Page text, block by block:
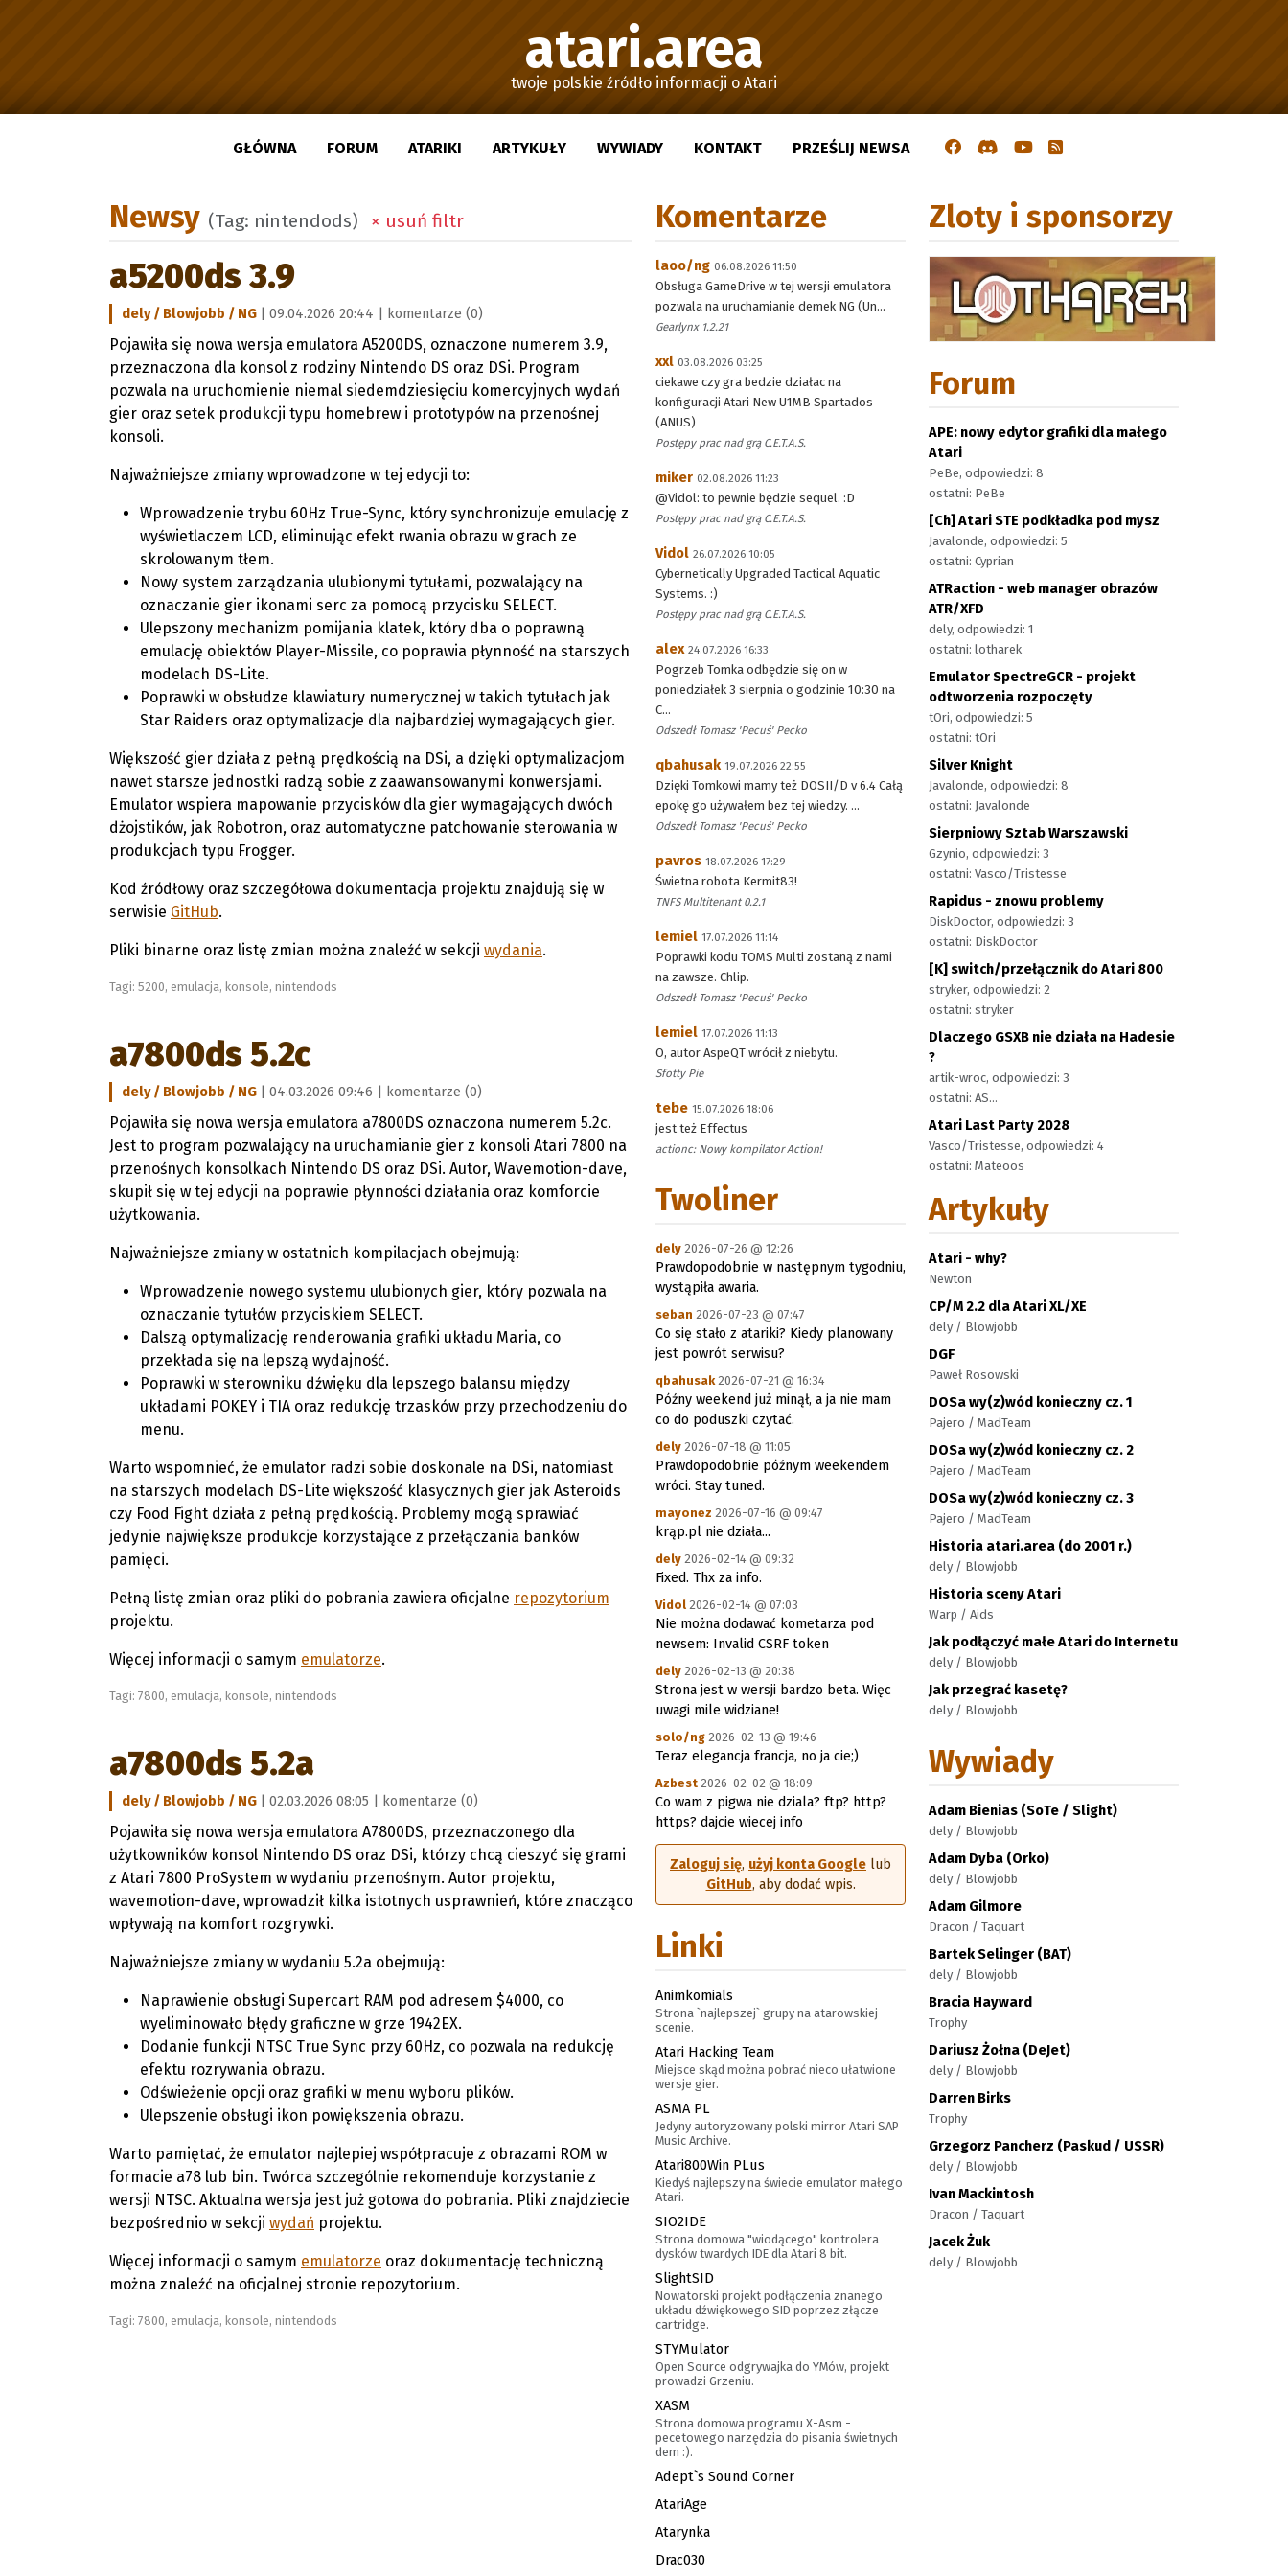
atari.area
twoje polskie źródło informacji o Atari
GŁÓWNA FORUM ATARIKI ARTYKUŁY WYWIADY KONTAKT PRZEŚLIJ NEWSA
Newsy (Tag: nintendods) × usuń filtr
a5200ds 3.9
dely / Blowjobb / NG | 09.04.2026 20:44 | komentarze (0)
Pojawiła się nowa wersja emulatora A5200DS, oznaczone numerem 3.9,
przeznaczona dla konsol z rodziny Nintendo DS oraz DSi. Program
pozwala na uruchomienie niemal siedemdziesięciu komercyjnych wydań
gier oraz setek produkcji typu homebrew i prototypów na przenośnej
konsoli.
Najważniejsze zmiany wprowadzone w tej edycji to:
Wprowadzenie trybu 60Hz True-Sync, który synchronizuje emulację z
wyświetlaczem LCD, eliminując efekt rwania obrazu w grach ze
skrolowanym tłem.
Nowy system zarządzania ulubionymi tytułami, pozwalający na
oznaczanie gier ikonami serc za pomocą przycisku SELECT.
Ulepszony mechanizm pomijania klatek, który dba o poprawną
emulację obiektów Player-Missile, co poprawia płynność na starszych
modelach DS-Lite.
Poprawki w obsłudze klawiatury numerycznej w takich tytułach jak
Star Raiders oraz optymalizacje dla najbardziej wymagających gier.
Większość gier działa z pełną prędkością na DSi, a dzięki optymalizacjom
nawet starsze jednostki radzą sobie z zaawansowanymi konwersjami.
Emulator wspiera mapowanie przycisków dla gier wymagających dwóch
dżojstików, jak Robotron, oraz automatyczne patchowanie sterowania w
produkcjach typu Frogger.
Kod źródłowy oraz szczegółowa dokumentacja projektu znajdują się w
serwisie GitHub.
Pliki binarne oraz listę zmian można znaleźć w sekcji wydania.
Tagi: 5200, emulacja, konsole, nintendods
a7800ds 5.2c
dely / Blowjobb / NG | 04.03.2026 09:46 | komentarze (0)
Pojawiła się nowa wersja emulatora a7800DS oznaczona numerem 5.2c.
Jest to program pozwalający na uruchamianie gier z konsoli Atari 7800 na
przenośnych konsolkach Nintendo DS oraz DSi. Autor, Wavemotion-dave,
skupił się w tej edycji na poprawie płynności działania oraz komforcie
użytkowania.
Najważniejsze zmiany w ostatnich kompilacjach obejmują:
Wprowadzenie nowego systemu ulubionych gier, który pozwala na
oznaczanie tytułów przyciskiem SELECT.
Dalszą optymalizację renderowania grafiki układu Maria, co
przekłada się na lepszą wydajność.
Poprawki w sterowniku dźwięku dla lepszego balansu między
układami POKEY i TIA oraz redukcję trzasków przy przechodzeniu do
menu.
Warto wspomnieć, że emulator radzi sobie doskonale na DSi, natomiast
na starszych modelach DS-Lite większość klasycznych gier jak Asteroids
czy Food Fight działa z pełną prędkością. Problemy mogą sprawiać
jedynie największe produkcje korzystające z przełączania banków
pamięci.
Pełną listę zmian oraz pliki do pobrania zawiera oficjalne repozytorium
projektu.
Więcej informacji o samym emulatorze.
Tagi: 7800, emulacja, konsole, nintendods
a7800ds 5.2a
dely / Blowjobb / NG | 02.03.2026 08:05 | komentarze (0)
Pojawiła się nowa wersja emulatora A7800DS, przeznaczonego dla
użytkowników konsol Nintendo DS oraz DSi, którzy chcą cieszyć się grami
z Atari 7800 ProSystem w wydaniu przenośnym. Autor projektu,
wavemotion-dave, wprowadził kilka istotnych usprawnień, które znacząco
wpływają na komfort rozgrywki.
Najważniejsze zmiany w wydaniu 5.2a obejmują:
Naprawienie obsługi Supercart RAM pod adresem $4000, co
wyeliminowało błędy graficzne w grze 1942EX.
Dodanie funkcji NTSC True Sync przy 60Hz, co pozwala na redukcję
efektu rozrywania obrazu.
Odświeżenie opcji oraz grafiki w menu wyboru plików.
Ulepszenie obsługi ikon powiększenia obrazu.
Warto pamiętać, że emulator najlepiej współpracuje z obrazami ROM w
formacie a78 lub bin. Twórca szczególnie rekomenduje korzystanie z
wersji NTSC. Aktualna wersja jest już gotowa do pobrania. Pliki znajdziecie
bezpośrednio w sekcji wydań projektu.
Więcej informacji o samym emulatorze oraz dokumentację techniczną
można znaleźć na oficjalnej stronie repozytorium.
Tagi: 7800, emulacja, konsole, nintendods
Komentarze
laoo/ng 06.08.2026 11:50
Obsługa GameDrive w tej wersji emulatora
pozwala na uruchamianie demek NG (Un...
Gearlynx 1.2.21
xxl 03.08.2026 03:25
ciekawe czy gra bedzie działac na
konfiguracji Atari New U1MB Spartados
(ANUS)
Postępy prac nad grą C.E.T.A.S.
miker 02.08.2026 11:23
@Vidol: to pewnie będzie sequel. :D
Postępy prac nad grą C.E.T.A.S.
Vidol 26.07.2026 10:05
Cybernetically Upgraded Tactical Aquatic
Systems. :)
Postępy prac nad grą C.E.T.A.S.
alex 24.07.2026 16:33
Pogrzeb Tomka odbędzie się on w
poniedziałek 3 sierpnia o godzinie 10:30 na
C...
Odszedł Tomasz 'Pecuś' Pecko
qbahusak 19.07.2026 22:55
Dzięki Tomkowi mamy też DOSII/D v 6.4 Całą
epokę go używałem bez tej wiedzy. ...
Odszedł Tomasz 'Pecuś' Pecko
pavros 18.07.2026 17:29
Świetna robota Kermit83!
TNFS Multitenant 0.2.1
lemiel 17.07.2026 11:14
Poprawki kodu TOMS Multi zostaną z nami
na zawsze. Chlip.
Odszedł Tomasz 'Pecuś' Pecko
lemiel 17.07.2026 11:13
O, autor AspeQT wrócił z niebytu.
Sfotty Pie
tebe 15.07.2026 18:06
jest też Effectus
actionc: Nowy kompilator Action!
Twoliner
dely 2026-07-26 @ 12:26
Prawdopodobnie w następnym tygodniu,
wystąpiła awaria.
seban 2026-07-23 @ 07:47
Co się stało z atariki? Kiedy planowany
jest powrót serwisu?
qbahusak2026-07-21 @ 16:34
Późny weekend już minął, a ja nie mam
co do poduszki czytać.
dely 2026-07-18 @ 11:05
Prawdopodobnie późnym weekendem
wróci. Stay tuned.
mayonez 2026-07-16 @ 09:47
krąp.pl nie działa...
dely 2026-02-14 @ 09:32
Fixed. Thx za info.
Vidol 2026-02-14 @ 07:03
Nie można dodawać kometarza pod
newsem: Invalid CSRF token
dely 2026-02-13 @ 20:38
Strona jest w wersji bardzo beta. Więc
uwagi mile widziane!
solo/ng 2026-02-13 @ 19:46
Teraz elegancja francja, no ja cie;)
Azbest 2026-02-02 @ 18:09
Co wam z pigwa nie dziala? ftp? http?
https? dajcie wiecej info
Zaloguj się, użyj konta Google lub
GitHub, aby dodać wpis.
Linki
Animkomials
Strona `najlepszej` grupy na atarowskiej
scenie.
Atari Hacking Team
Miejsce skąd można pobrać nieco ułatwione
wersje gier.
ASMA PL
Jedyny autoryzowany polski mirror Atari SAP
Music Archive.
Atari800Win PLus
Kiedyś najlepszy na świecie emulator małego
Atari.
SIO2IDE
Strona domowa "wiodącego" kontrolera
dysków twardych IDE dla Atari 8 bit.
SlightSID
Nowatorski projekt podłączenia znanego
układu dźwiękowego SID poprzez złącze
cartridge.
STYMulator
Open Source odgrywajka do YMów, projekt
prowadzi Grzeniu.
XASM
Strona domowa programu X-Asm -
pecetowego narzędzia do pisania świetnych
dem :).
Adept`s Sound Corner
AtariAge
Atarynka
Drac030
Zloty i sponsorzy
Forum
APE: nowy edytor grafiki dla małego
Atari
PeBe, odpowiedzi: 8
ostatni: PeBe
[Ch] Atari STE podkładka pod mysz
Javalonde, odpowiedzi: 5
ostatni: Cyprian
ATRaction - web manager obrazów
ATR/XFD
dely, odpowiedzi: 1
ostatni: lotharek
Emulator SpectreGCR - projekt
odtworzenia rozpoczęty
tOri, odpowiedzi: 5
ostatni: tOri
Silver Knight
Javalonde, odpowiedzi: 8
ostatni: Javalonde
Sierpniowy Sztab Warszawski
Gzynio, odpowiedzi: 3
ostatni: Vasco/Tristesse
Rapidus - znowu problemy
DiskDoctor, odpowiedzi: 3
ostatni: DiskDoctor
[K] switch/przełącznik do Atari 800
stryker, odpowiedzi: 2
ostatni: stryker
Dlaczego GSXB nie działa na Hadesie
?
artik-wroc, odpowiedzi: 3
ostatni: AS...
Atari Last Party 2028
Vasco/Tristesse, odpowiedzi: 4
ostatni: Mateoos
Artykuły
Atari - why?
Newton
CP/M 2.2 dla Atari XL/XE
dely / Blowjobb
DGF
Paweł Rosowski
DOSa wy(z)wód konieczny cz. 1
Pajero / MadTeam
DOSa wy(z)wód konieczny cz. 2
Pajero / MadTeam
DOSa wy(z)wód konieczny cz. 3
Pajero / MadTeam
Historia atari.area (do 2001 r.)
dely / Blowjobb
Historia sceny Atari
Warp / Aids
Jak podłączyć małe Atari do Internetu
dely / Blowjobb
Jak przegrać kasetę?
dely / Blowjobb
Wywiady
Adam Bienias (SoTe / Slight)
dely / Blowjobb
Adam Dyba (Orko)
dely / Blowjobb
Adam Gilmore
Dracon / Taquart
Bartek Selinger (BAT)
dely / Blowjobb
Bracia Hayward
Trophy
Dariusz Żołna (DeJet)
dely / Blowjobb
Darren Birks
Trophy
Grzegorz Pancherz (Paskud / USSR)
dely / Blowjobb
Ivan Mackintosh
Dracon / Taquart
Jacek Żuk
dely / Blowjobb